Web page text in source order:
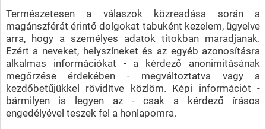
Természetesen a válaszok közreadása során a
magánszférát érintő dolgokat tabuként kezelem, ügyelve
arra, hogy a személyes adatok titokban maradjanak.
Ezért a neveket, helyszíneket és az egyéb azonosításra
alkalmas információkat - a kérdező anonimitásának
megőrzése érdekében - megváltoztatva vagy a
kezdőbetűjükkel rövidítve közlöm. Képi információt -
bármilyen is legyen az - csak a kérdező írásos
engedélyével teszek fel a honlapomra.